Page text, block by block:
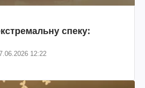
спеку:
12:22